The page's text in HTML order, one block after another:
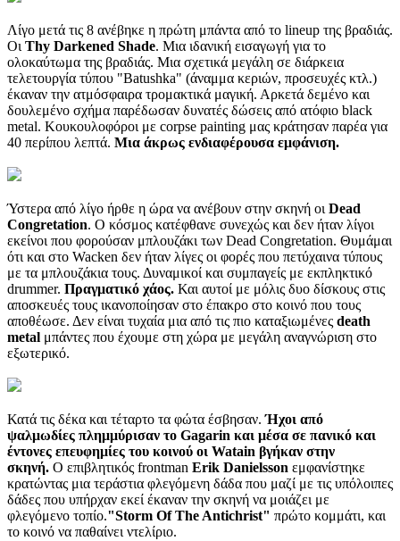
Λίγο μετά τις 8 ανέβηκε η πρώτη μπάντα από το lineup της βραδιάς.
Οι Thy Darkened Shade. Mια ιδανική εισαγωγή για το
ολοκαύτωμα της βραδιάς. Μια σχετικά μεγάλη σε διάρκεια
τελετουργία τύπου "Batushka" (άναμμα κεριών, προσευχές κτλ.)
έκαναν την ατμόσφαιρα τρομακτικά μαγική. Αρκετά δεμένο και
δουλεμένο σχήμα παρέδωσαν δυνατές δώσεις από ατόφιο black
metal. Κουκουλοφόροι με corpse painting μας κράτησαν παρέα για
40 περίπου λεπτά. Μια άκρως ενδιαφέρουσα εμφάνιση.
Ύστερα από λίγο ήρθε η ώρα να ανέβουν στην σκηνή οι Dead
Congretation. Ο κόσμος κατέφθανε συνεχώς και δεν ήταν λίγοι
εκείνοι που φορούσαν μπλουζάκι των Dead Congretation. Θυμάμαι
ότι και στο Wacken δεν ήταν λίγες οι φορές που πετύχαινα τύπους
με τα μπλουζάκια τους. Δυναμικοί και συμπαγείς με εκπληκτικό
drummer. Πραγματικό χάος. Και αυτοί με μόλις δυο δίσκους στις
αποσκευές τους ικανοποίησαν στο έπακρο στο κοινό που τους
αποθέωσε. Δεν είναι τυχαία μια από τις πιο καταξιωμένες death
metal μπάντες που έχουμε στη χώρα με μεγάλη αναγνώριση στο
εξωτερικό.
Κατά τις δέκα και τέταρτο τα φώτα έσβησαν.Ήχοι από
ψαλμωδίες πλημμύρισαν το Gagarin και μέσα σε πανικό και
έντονες επευφημίες του κοινού οι Watain βγήκαν στην
σκηνή. Ο επιβλητικός frontman Erik Danielsson εμφανίστηκε
κρατώντας μια τεράστια φλεγόμενη δάδα που μαζί με τις υπόλοιπες
δάδες που υπήρχαν εκεί έκαναν την σκηνή να μοιάζει με
φλεγόμενο τοπίο."Storm Of The Antichrist" πρώτο κομμάτι, και
το κοινό να παθαίνει ντελίριο.